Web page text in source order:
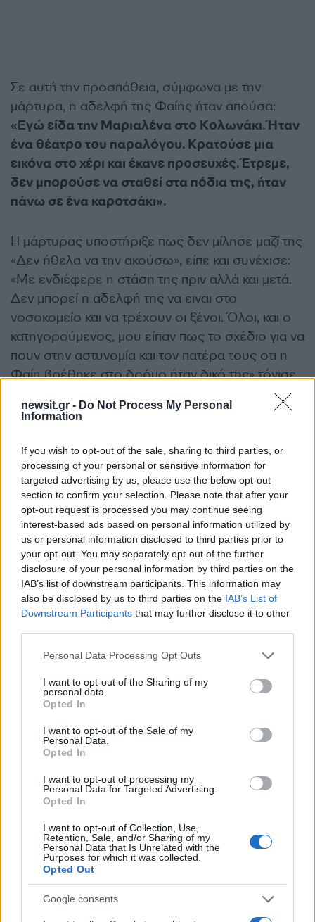
newsit.gr - Do Not Process My Personal
Information
If you wish to opt-out of the sale, sharing to third parties, or
processing of your personal or sensitive information for
targeted advertising by us, please use the below opt-out
section to confirm your selection. Please note that after your
opt-out request is processed you may continue seeing
interest-based ads based on personal information utilized by
us or personal information disclosed to third parties prior to
your opt-out. You may separately opt-out of the further
disclosure of your personal information by third parties on the
IAB’s list of downstream participants. This information may
also be disclosed by us to third parties on the IAB’s List of
Downstream Participants that may further disclose it to other
Please note that this website/app uses one or more Google
not limited to your visit or usage behaviour. You may click to
grant or deny consent to Google and its third-party tags to
use your data for below specified purposes in below Google
consent section.
Personal Data Processing Opt Outs
I want to opt-out of the Sharing of my
personal data.
Opted In
I want to opt-out of the Sale of my
Personal Data.
Opted In
I want to opt-out of processing my
Personal Data for Targeted Advertising.
Opted In
I want to opt-out of Collection, Use,
Retention, Sale, and/or Sharing of my
Personal Data that Is Unrelated with the
Purposes for which it was collected.
Opted Out
Google consents
Σε αυτή την προσπάθεια, σύμφωνα με την
μάρτυρα, η αδελφή της Φαίης ήταν απούσα:
«Εγώ είδα την Μαριαλένα στο Κολωνάκι. Ήταν
ένα θέατρο του παραλόγου. Κρατούσε μια
εικόνα στο χέρι και έκανε προσευχές. Έτρεμε,
δεν μπορούσε να σταθεί στα πόδια της, ήταν
πάνω σε ένα καροτσάκι».
Η μάρτυρας υποστήριξε πως δεν μίλησε μαζί της
«Δεν ήθελα να την ακούσω», είπε και συνέχισε:
«Με ενδιέφερε η στάση της πριν αλλά και μετά.
Δεν μπορεί η αδελφή της να ειναι στο
νοσοκομείο και να τρέχουν οι ξένοι. Όλοι, και ο
κατηγορούμενος, μου είπαν πως το σχέδιο για να
πουν στην αστυνομία και τον πατέρα τους οτι η
Φαίη βρέθηκε στο δρόμο ήταν δικό της» τόνισε.
Πρόεδρος:Ο Στεφανάκης ξέρετε πως
Μάρτυρας :Μου είπε ότι πανικοβλήθηκε, πήγε
στο σπιτι του φίλου του και μετά πήγαν όλοι μαζί
στο νοσοκομείο και ενημέρωσε την Μαριαλένα.
Πρόεδρος :Γιατί δέχτηκε ο Στεφανάκης να πει
ψέματα;
Μάρτυρας :Μου είπε πως ήθελε στην αρχή να
πει την αλήθεια αλλά η Μαριαλένα του είπε να
πουν ψέματα για να μην το μάθει ο πατέρας τους.
Πρόεδρος :Ο κατηγορούμενος έδειχνε να
φοβάται την Μαριαλένα ;
Πρόεδρος : Τον απειλούσε με κάτι;
Μάρτυρας :Εγώ τον άκουσα να της λέει στο
τηλέφωνο ” κόψε τις μ… γιατί θα τα πω όλα”.
αστυνομία ήταν οτι εκείνη του ζήτησε να πει
ψέματα . Δεν ξέρω κάτι άλλο.
Η ανταγωνιστική σχέση μεταξύ των δυο
Νωρίτερα, η μάρτυρας είχε περιγράψει την
ανταγωνιστική σχέση μεταξυ των δύο αδελφών
εξηγώντας πως:«Η Φαίη γνώρισε τον
κατηγορούμενο μέσω της αδελφής της. Δεν